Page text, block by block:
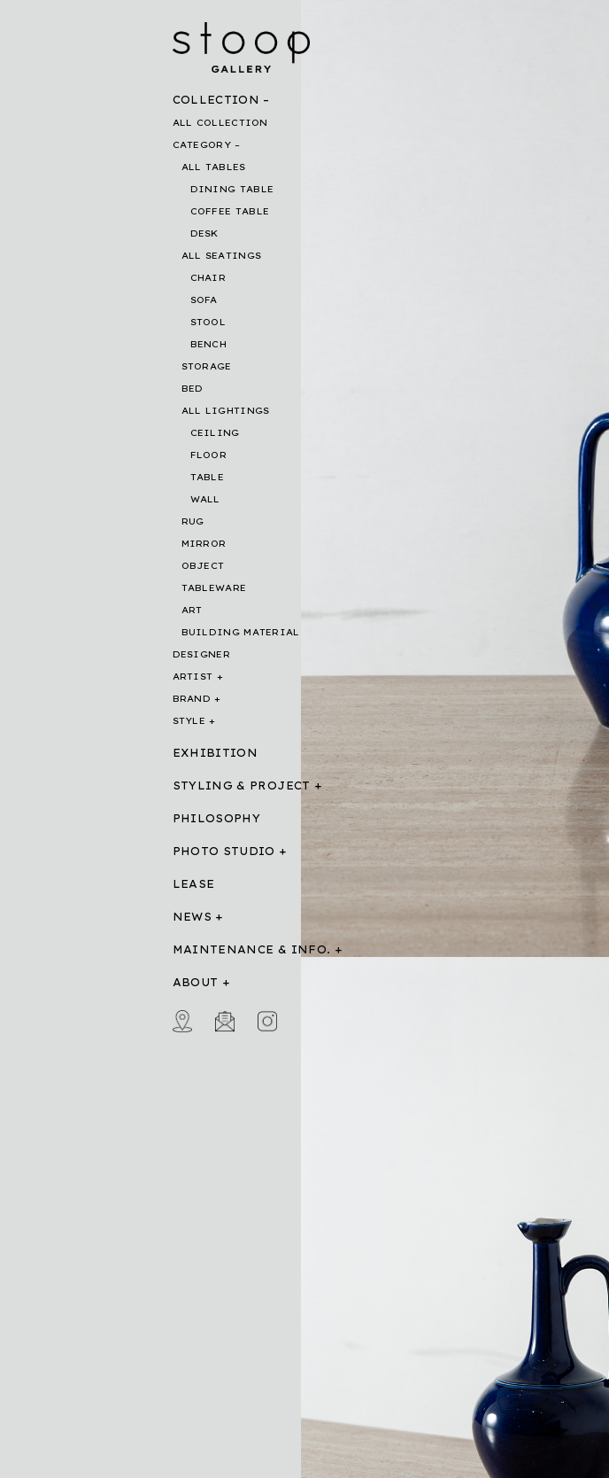
COLLECTION
ALL COLLECTION
CATEGORY
ALL TABLES
DINING TABLE
COFFEE TABLE
DESK
ALL SEATINGS
CHAIR
SOFA
STOOL
BENCH
STORAGE
BED
ALL LIGHTINGS
CEILING
FLOOR
TABLE
WALL
RUG
MIRROR
OBJECT
TABLEWARE
ART
BUILDING MATERIAL
DESIGNER
ARTIST
BRAND
STYLE
EXHIBITION
STYLING & PROJECT
PHILOSOPHY
PHOTO STUDIO
LEASE
NEWS
MAINTENANCE & INFO.
ABOUT